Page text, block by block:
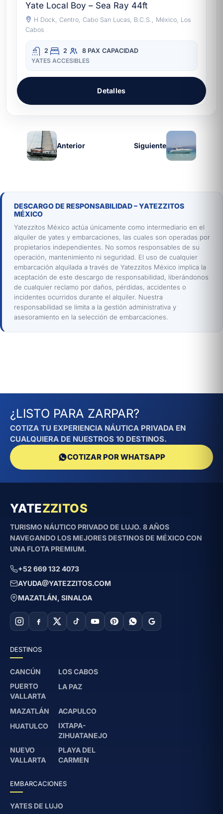
Yate Local Boy – Sea Ray 44ft
H Dock, Centro, Cabo San Lucas, B.C.S., México, Los
Cabos
2 2 8 PAX CAPACIDAD
YATES ACCESIBLES
Detalles
Anterior Siguiente
DESCARGO DE RESPONSABILIDAD – YATEZZITOS
MÉXICO
Yatezzitos México actúa únicamente como intermediario en el
alquiler de yates y embarcaciones, las cuales son operadas por
propietarios independientes. No somos responsables de su
operación, mantenimiento ni seguridad. El uso de cualquier
embarcación alquilada a través de Yatezzitos México implica la
aceptación de este descargo de responsabilidad, liberándonos
de cualquier reclamo por daños, pérdidas, accidentes o
incidentes ocurridos durante el alquiler. Nuestra
responsabilidad se limita a la gestión administrativa y
asesoramiento en la selección de embarcaciones.
¿LISTO PARA ZARPAR?
COTIZA TU EXPERIENCIA NÁUTICA PRIVADA EN
CUALQUIERA DE NUESTROS 10 DESTINOS.
COTIZAR POR WHATSAPP
YATEZZITOS
TURISMO NÁUTICO PRIVADO DE LUJO. 8 AÑOS
NAVEGANDO LOS MEJORES DESTINOS DE MÉXICO CON
UNA FLOTA PREMIUM.
+52 669 132 4073
AYUDA@YATEZZITOS.COM
MAZATLÁN, SINALOA
DESTINOS
CANCÚN
LOS CABOS
PUERTO
VALLARTA
LA PAZ
MAZATLÁN
ACAPULCO
HUATULCO
IXTAPA-
ZIHUATANEJO
NUEVO
VALLARTA
PLAYA DEL
CARMEN
EMBARCACIONES
YATES DE LUJO